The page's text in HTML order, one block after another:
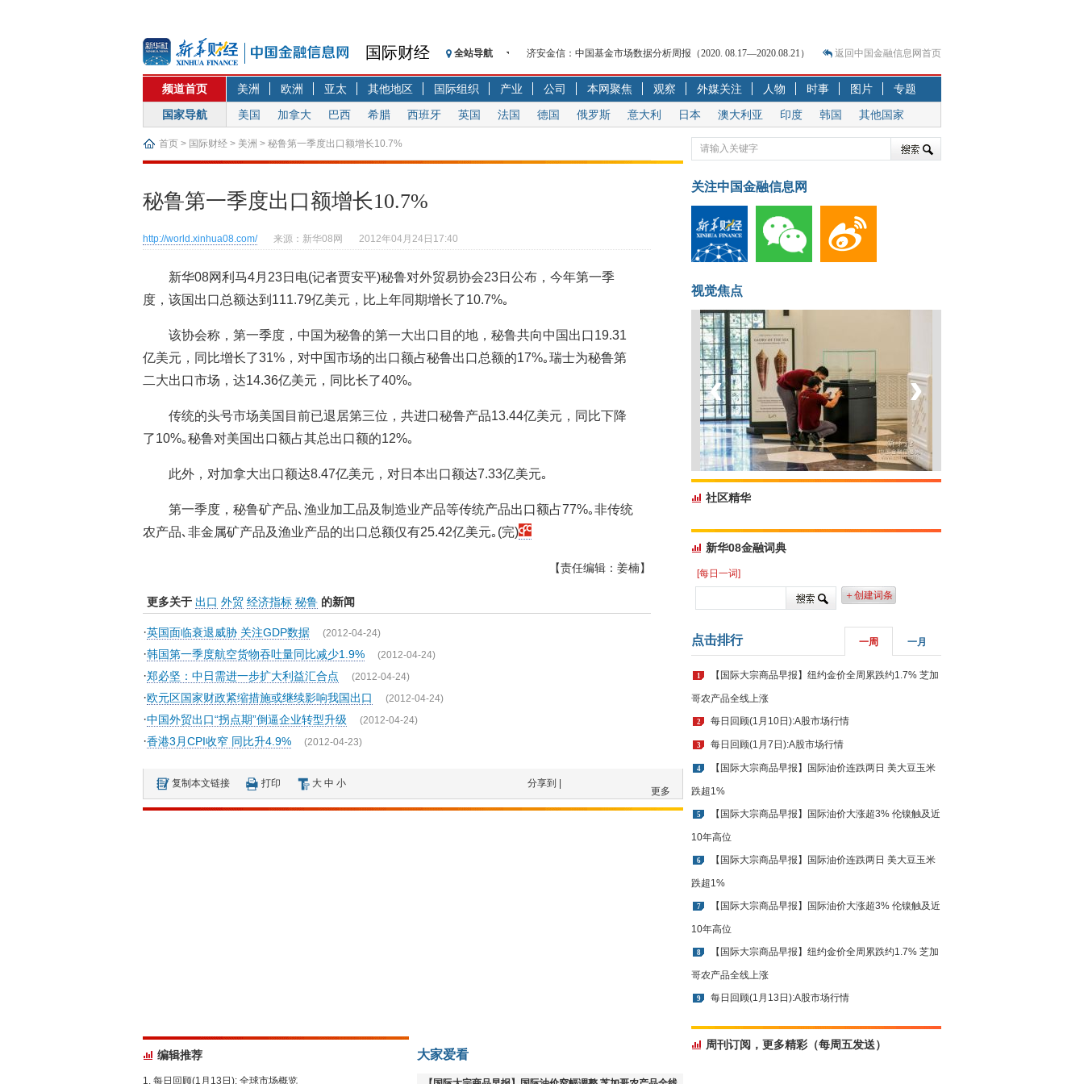
国际财经 全站导航
济安金信：中国基金市场数据分析周报（2020. 08.17—2020.08.21）
【见·闻】疫情下，新加坡旅游业步履维艰
记者手记：疫情下的香港零售业如何浴火重生？
【见·闻】疫情下一家香港传统零售商的转型突围之旅
济安金信：中国基金市场数据分析周报（2020. 07.27—2020.07.31）
【新华财经调查】同业存单、结构性存款玩起“跷跷板” 结构性失衡藏
基本面及股市双轮冲击 债市回调十年期债表现最弱
沥青期货连续两日涨逾3% 沪银及两粕涨势喜人
恒生聚源：北斗收官之星发射成功，全产业链解析
返回中国金融信息网首页
频道首页 美洲 欧洲 亚太 其他地区 国际组织 产业 公司 本网聚焦 观察 外媒关注 人物 时事 图片
专题
国家导航
美国 加拿大 巴西 希腊 西班牙 英国 法国 德国 俄罗斯 意大利 日本 澳大利亚 印度 韩国 其他国家
首页 > 国际财经 > 美洲 > 秘鲁第一季度出口额增长10.7%
秘鲁第一季度出口额增长10.7%
http://world.xinhua08.com/ 来源：新华08网 2012年04月24日17:40
新华08网利马4月23日电(记者贾安平)秘鲁对外贸易协会23日公布，今年第一季
度，该国出口总额达到111.79亿美元，比上年同期增长了10.7%｡
该协会称，第一季度，中国为秘鲁的第一大出口目的地，秘鲁共向中国出口19.31
亿美元，同比增长了31%，对中国市场的出口额占秘鲁出口总额的17%｡瑞士为秘鲁第
二大出口市场，达14.36亿美元，同比长了40%｡
传统的头号市场美国目前已退居第三位，共进口秘鲁产品13.44亿美元，同比下降
了10%｡秘鲁对美国出口额占其总出口额的12%｡
此外，对加拿大出口额达8.47亿美元，对日本出口额达7.33亿美元｡
第一季度，秘鲁矿产品､渔业加工品及制造业产品等传统产品出口额占77%｡非传统
农产品､非金属矿产品及渔业产品的出口总额仅有25.42亿美元｡(完)
【责任编辑：姜楠】
更多关于 出口 外贸 经济指标 秘鲁 的新闻
·英国面临衰退威胁 关注GDP数据 (2012-04-24)
·韩国第一季度航空货物吞吐量同比减少1.9% (2012-04-24)
·郑必坚：中日需进一步扩大利益汇合点 (2012-04-24)
·欧元区国家财政紧缩措施或继续影响我国出口 (2012-04-24)
·中国外贸出口“拐点期”倒逼企业转型升级 (2012-04-24)
·香港3月CPI收窄 同比升4.9% (2012-04-23)
复制本文链接 打印 大 中 小 分享到 |
更多
编辑推荐
每日回顾(1月13日): 全球市场概览
大家爱看
关注中国金融信息网
视觉焦点
菲律宾：防疫降级
‹ ›
社区精华
新华08金融词典
[每日一词]
＋创建词条
点击排行 一周 一月
1 【国际大宗商品早报】纽约金价全周累跌约1.7% 芝加
哥农产品全线上涨
2 每日回顾(1月10日):A股市场行情
3 每日回顾(1月7日):A股市场行情
4 【国际大宗商品早报】国际油价连跌两日 美大豆玉米
跌超1%
5 【国际大宗商品早报】国际油价大涨超3% 伦镍触及近
10年高位
6 【国际大宗商品早报】国际油价连跌两日 美大豆玉米
跌超1%
7 【国际大宗商品早报】国际油价大涨超3% 伦镍触及近
10年高位
8 【国际大宗商品早报】纽约金价全周累跌约1.7% 芝加
哥农产品全线上涨
9 每日回顾(1月13日):A股市场行情
周刊订阅，更多精彩（每周五发送）